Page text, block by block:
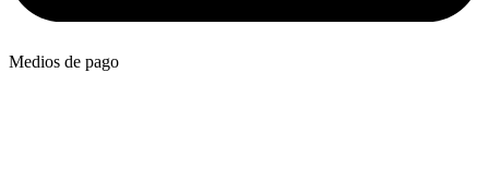
Medios de pago